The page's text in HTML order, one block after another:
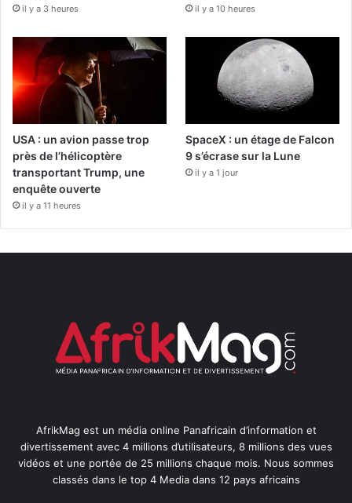
il y a 3 heures il y a 10 heures
USA : un avion passe trop
près de l’hélicoptère
transportant Trump, une
enquête ouverte
il y a 11 heures
SpaceX : un étage de Falcon
9 s’écrase sur la Lune
il y a 1 jour
AfrikMag est un média online Panafricain d’information et
divertissement avec 4 millions d’utilisateurs, 8 millions des vues
vidéos et une portée de 25 millions chaque mois. Nous sommes
classés dans le top 4 Media dans 12 pays africains